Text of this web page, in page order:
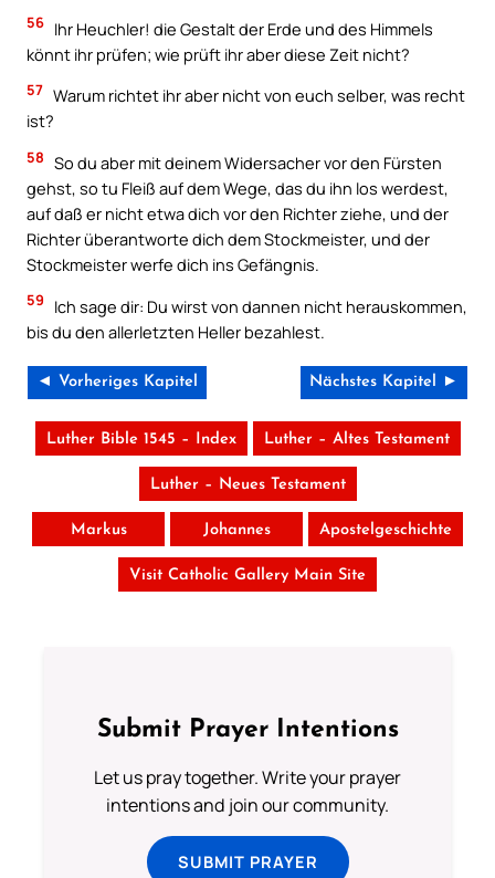
56 Ihr Heuchler! die Gestalt der Erde und des Himmels
könnt ihr prüfen; wie prüft ihr aber diese Zeit nicht?
57 Warum richtet ihr aber nicht von euch selber, was recht
ist?
58 So du aber mit deinem Widersacher vor den Fürsten
gehst, so tu Fleiß auf dem Wege, das du ihn los werdest,
auf daß er nicht etwa dich vor den Richter ziehe, und der
Richter überantworte dich dem Stockmeister, und der
Stockmeister werfe dich ins Gefängnis.
59
Ich sage dir: Du wirst von dannen nicht herauskommen,
bis du den allerletzten Heller bezahlest.
◄ Vorheriges Kapitel Nächstes Kapitel ►
Luther Bible 1545 – Index Luther – Altes Testament
Luther – Neues Testament
Markus Johannes Apostelgeschichte
Visit Catholic Gallery Main Site
Submit Prayer Intentions
Let us pray together. Write your prayer
intentions and join our community.
SUBMIT PRAYER